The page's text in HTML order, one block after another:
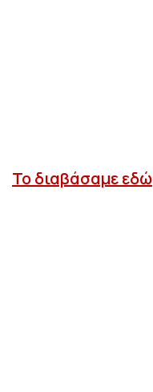
Το διαβάσαμε εδώ